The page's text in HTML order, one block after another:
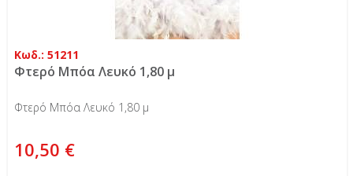
Κωδ.: 51211
Φτερό Μπόα Λευκό 1,80 μ
Φτερό Μπόα Λευκό 1,80 μ
10,50 €